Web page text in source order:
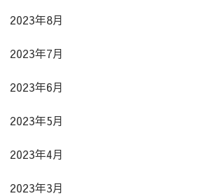
2023年8月
2023年7月
2023年6月
2023年5月
2023年4月
2023年3月